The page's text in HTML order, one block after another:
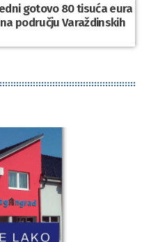
gotovo 80 tisuća eura
području Varaždinskih